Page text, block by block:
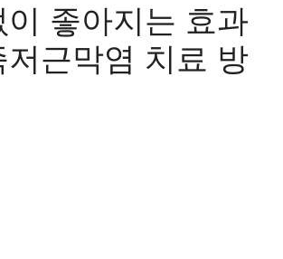
이 좋아지는 효과
저근막염 치료 방